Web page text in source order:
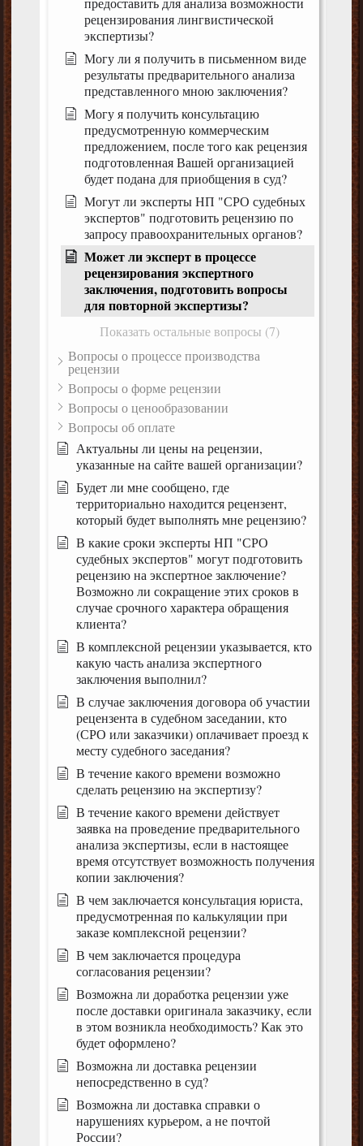
рецензирования лингвистической
экспертизы?
Могу ли я получить в письменном виде
результаты предварительного анализа
представленного мною заключения?
Могу я получить консультацию
предусмотренную коммерческим
предложением, после того как рецензия
подготовленная Вашей организацией
будет подана для приобщения в суд?
Могут ли эксперты НП "СРО судебных
экспертов" подготовить рецензию по
запросу правоохранительных органов?
Может ли эксперт в процессе
рецензирования экспертного
заключения, подготовить вопросы
для повторной экспертизы?
Показать остальные вопросы (7)
Вопросы о процессе производства
рецензии
Вопросы о форме рецензии
Вопросы о ценообразовании
Вопросы об оплате
Актуальны ли цены на рецензии,
указанные на сайте вашей организации?
Будет ли мне сообщено, где
территориально находится рецензент,
который будет выполнять мне рецензию?
В какие сроки эксперты НП "СРО
судебных экспертов" могут подготовить
рецензию на экспертное заключение?
Возможно ли сокращение этих сроков в
случае срочного характера обращения
клиента?
В комплексной рецензии указывается, кто
какую часть анализа экспертного
заключения выполнил?
В случае заключения договора об участии
рецензента в судебном заседании, кто
(СРО или заказчики) оплачивает проезд к
месту судебного заседания?
В течение какого времени возможно
сделать рецензию на экспертизу?
В течение какого времени действует
заявка на проведение предварительного
анализа экспертизы, если в настоящее
время отсутствует возможность получения
копии заключения?
В чем заключается консультация юриста,
предусмотренная по калькуляции при
заказе комплексной рецензии?
В чем заключается процедура
согласования рецензии?
Возможна ли доработка рецензии уже
после доставки оригинала заказчику, если
в этом возникла необходимость? Как это
будет оформлено?
Возможна ли доставка рецензии
непосредственно в суд?
Возможна ли доставка справки о
нарушениях курьером, а не почтой
России?